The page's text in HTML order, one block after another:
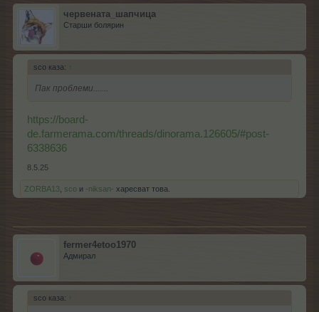
червената_шапчица
Старши болярин
sco каза: ↑
Пак проблеми.......
https://board-
de.farmerama.com/threads/dinorama.126605/#post-
6338636
8.5.25
ZORBA13 sco и -niksan- харесват това.
fermer4etoo1970
Адмирал
sco каза: ↑